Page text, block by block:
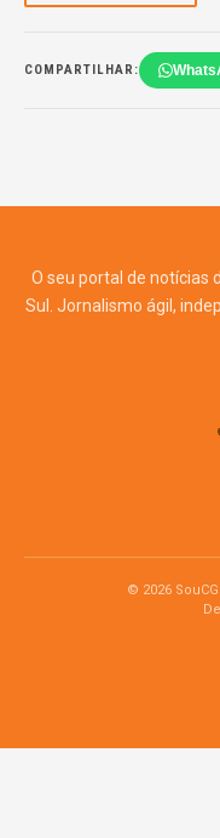
COMPARTILHAR:
O seu portal de notícias
Sul. Jornalismo ágil,
© 2026